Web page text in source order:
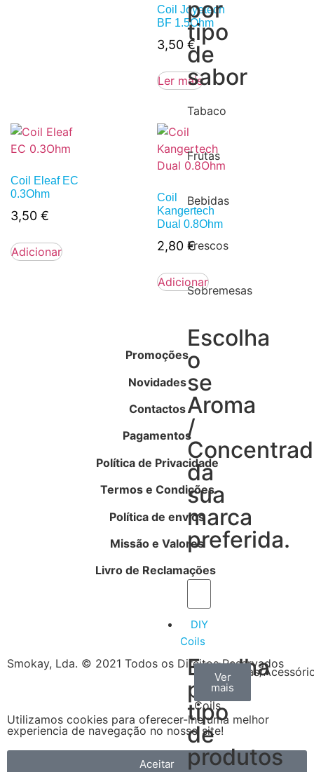
por
tipo
de
sabor
Tabaco
Frutas
Bebidas
Frescos
Sobremesas
Escolha
o
se
Aroma
/
da
sua
marca
preferida.
DIY
Coils
Escolha
por
tipo
de
produtos
Arame
Coils
Ver
mais
Algodão
Ver
mais
Ferramentas/
Ver
mais
Coil Joyetech
BF 1.5Ohm
3,50 €
Ler mais
Coil Eleaf EC
0.3Ohm
3,50 €
Adicionar
Coil
Kangertech
Dual 0.8Ohm
2,80 €
Adicionar
Promoções
Novidades
Contactos
Pagamentos
Política de Privacidade
Termos e Condições
Política de envios
Missão e Valores
Livro de Reclamações
Smokay, Lda. © 2021 Todos os Direitos Reservados
Utilizamos cookies para oferecer-lhe uma melhor
experiencia de navegação no nosso site!
Aceitar